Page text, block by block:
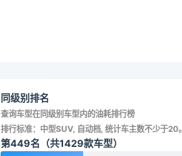
同级别排名
查询车型在同级别车型内的油耗排行榜
排行标准：中型SUV, 自动档, 统计车主数不少于20。
第449名（共1429款车型）